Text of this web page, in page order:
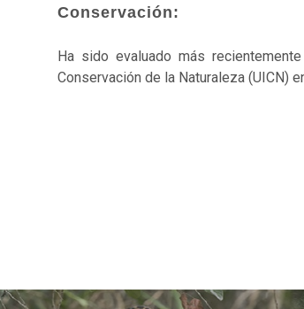
Conservación:
Ha sido evaluado más
Conservación de la Naturaleza (UICN)